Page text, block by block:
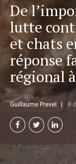
De
lutte
et chats
réponse
régional
Guillaume Prevel 8